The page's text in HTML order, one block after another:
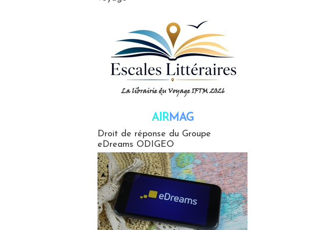
AIRMAG
Droit de réponse du Groupe
eDreams ODIGEO